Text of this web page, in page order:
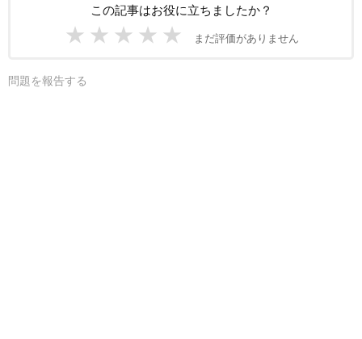
この記事はお役に立ちましたか？
★ ★ ★ ★ ★ まだ評価がありません
問題を報告する